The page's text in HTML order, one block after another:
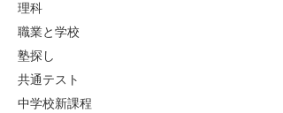
理科
職業と学校
塾探し
共通テスト
中学校新課程